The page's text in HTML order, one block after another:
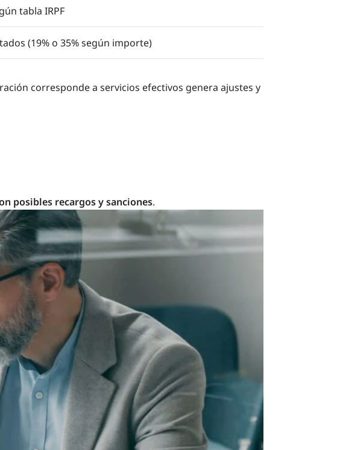
tabla IRPF
(19% o 35% según importe)
corresponde a servicios efectivos genera ajustes y
posibles recargos y sanciones.